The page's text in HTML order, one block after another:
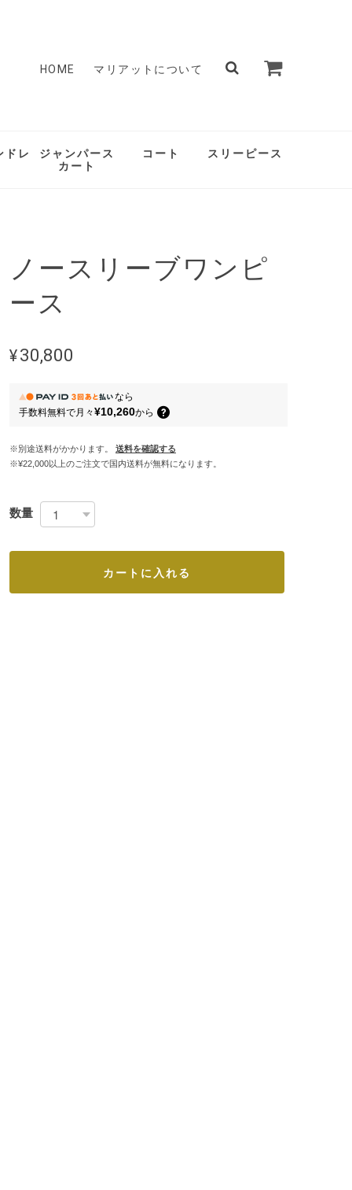
HOME マリアットについて
ドレ
ジャンパース
カート
コート スリーピース
ノースリーブワンピ
ース
¥30,800
なら
手数料無料で月々¥10,260から
※別途送料がかかります。
送料を確認する
※¥22,000以上のご注文で国内送料が無料になります。
数量
カートに入れる